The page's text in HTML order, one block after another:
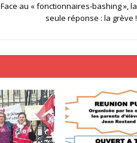
Face au « fonctionnaires-bashing », la
seule réponse : la grève !